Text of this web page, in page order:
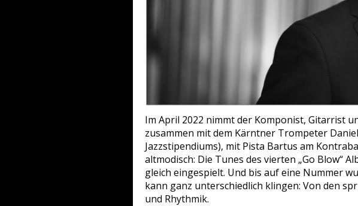
Im April 2022 nimmt der Komponist, Gitarrist
zusammen mit dem Kärntner Trompeter
Jazzstipendiums), mit Pista Bartus am
altmodisch: Die Tunes des vierten „Go Blow“
gleich eingespielt. Und bis auf eine Nummer
kann ganz unterschiedlich klingen: Von den
und Rhythmik.